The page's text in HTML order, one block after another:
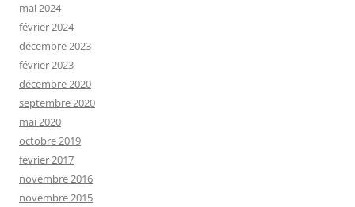
mai 2024
février 2024
décembre 2023
février 2023
décembre 2020
septembre 2020
mai 2020
octobre 2019
février 2017
novembre 2016
novembre 2015